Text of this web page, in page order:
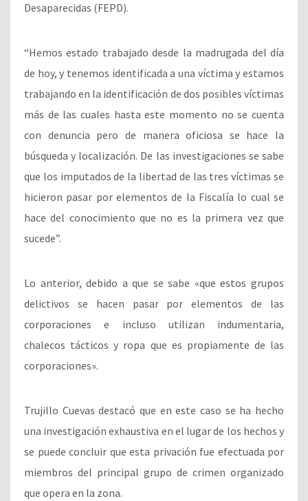
Desaparecidas (FEPD).
“Hemos estado trabajado desde la madrugada del día
de hoy, y tenemos identificada a una víctima y estamos
trabajando en la identificación de dos posibles víctimas
más de las cuales hasta este momento no se cuenta
con denuncia pero de manera oficiosa se hace la
búsqueda y localización. De las investigaciones se sabe
que los imputados de la libertad de las tres víctimas se
hicieron pasar por elementos de la Fiscalía lo cual se
hace del conocimiento que no es la primera vez que
sucede”.
Lo anterior, debido a que se sabe «que estos grupos
delictivos se hacen pasar por elementos de las
corporaciones e incluso utilizan indumentaria,
chalecos tácticos y ropa que es propiamente de las
corporaciones».
Trujillo Cuevas destacó que en este caso se ha hecho
una investigación exhaustiva en el lugar de los hechos y
se puede concluir que esta privación fue efectuada por
miembros del principal grupo de crimen organizado
que opera en la zona.